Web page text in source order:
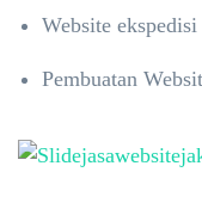
Website
Pembuatan